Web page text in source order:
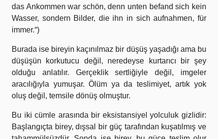
das Ankommen war schön, denn unten befand sich kein
Wasser, sondern Bilder, die ihn in sich aufnahmen, für
immer.“)
Burada ise bireyin kaçınılmaz bir düşüş yaşadığı ama bu
düşüşün korkutucu değil, neredeyse kurtarıcı bir şey
olduğu anlatılır. Gerçeklik sertliğiyle değil, imgeler
aracılığıyla yumuşar. Ölüm ya da teslimiyet, artık yok
oluş değil, temsile dönüş olmuştur.
Bu iki cümle arasında bir eksistansiyel yolculuk gizlidir:
Başlangıçta birey, dışsal bir güç tarafından kuşatılmış ve